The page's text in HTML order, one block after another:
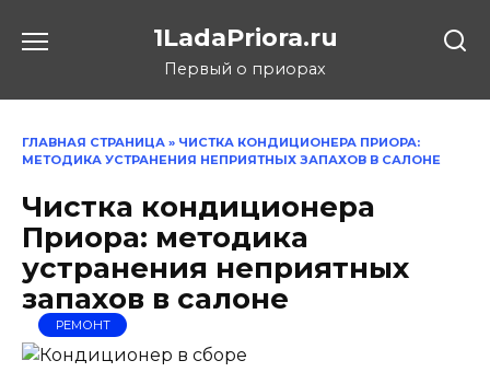
1LadaPriora.ru
Первый о приорах
ГЛАВНАЯ СТРАНИЦА » ЧИСТКА КОНДИЦИОНЕРА ПРИОРА:
МЕТОДИКА УСТРАНЕНИЯ НЕПРИЯТНЫХ ЗАПАХОВ В САЛОНЕ
Чистка кондиционера
Приора: методика
устранения неприятных
запахов в салоне
РЕМОНТ